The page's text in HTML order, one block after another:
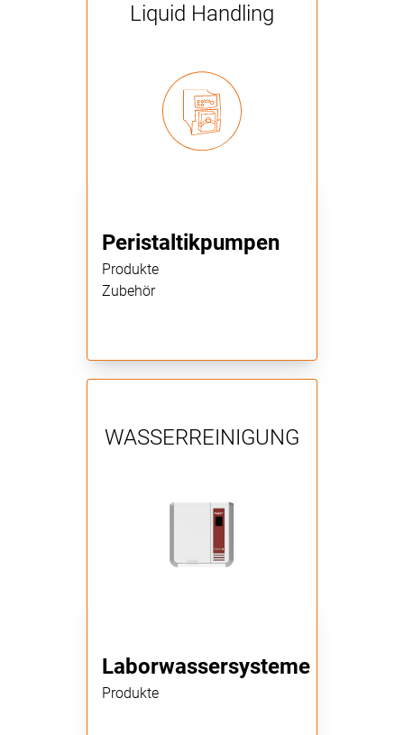
Liquid Handling
Peristaltikpumpen
Produkte
Zubehör
WASSERREINIGUNG
Laborwassersysteme
Produkte